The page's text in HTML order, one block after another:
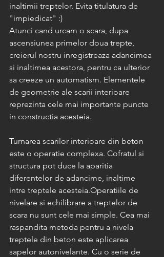
inaltimii treptelor. Evita titulatura de
"impiedicat" :)
Atunci cand urcam o scara, dupa
ascensiunea primelor doua trepte,
creierul nostru inregistreaza adancimea
si inaltimea acestora, pentru ca ulterior
sa creeze un automatism. Elementele
de geometrie ale scarii interioare
reprezinta cele mai importante puncte
in constructia acesteia.
Turnarea scarilor interioare din beton
este o operatie complexa. Cofratul si
structura pot duce la aparitia
diferentelor de adancime, inaltime
intre treptele acesteia.Operatiile de
nivelare si echilibrare a treptelor de
scara nu sunt cele mai simple. Cea mai
raspandita metoda pentru a nivela
treptele din beton este aplicarea
sapelor autonivelante. Cu o serie de